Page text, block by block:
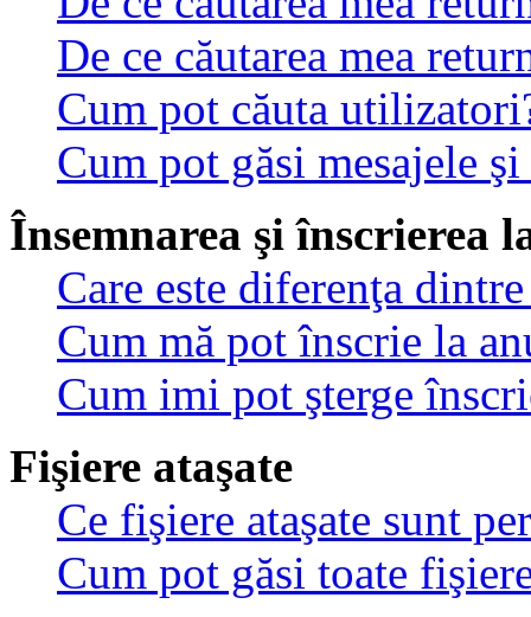
De ce căutarea mea
Cum pot căuta
Cum pot găsi mesajele
Însemnarea şi înscrierea
Care este diferenţa
Cum mă pot înscrie la
Cum imi pot şterge
Fişiere ataşate
Ce fişiere ataşate sunt
Cum pot găsi toate